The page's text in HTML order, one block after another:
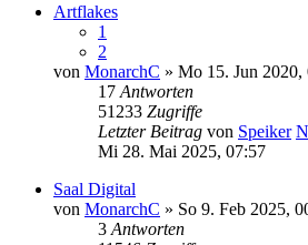
Artflakes
1
2
von MonarchC » Mo 15. Jun 2020,
17 Antworten
51233 Zugriffe
Letzter Beitrag von Speiker
Mi 28. Mai 2025, 07:57
Saal Digital
von MonarchC » So 9. Feb 2025,
3 Antworten